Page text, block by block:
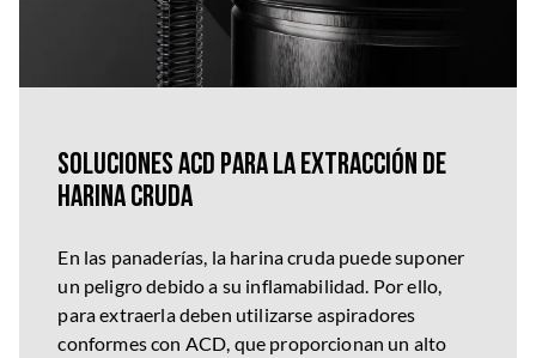
Soluciones ACD para la extracción de
harina cruda
En las panaderías, la harina cruda puede suponer
un peligro debido a su inflamabilidad. Por ello,
para extraerla deben utilizarse aspiradores
conformes con ACD, que proporcionan un alto